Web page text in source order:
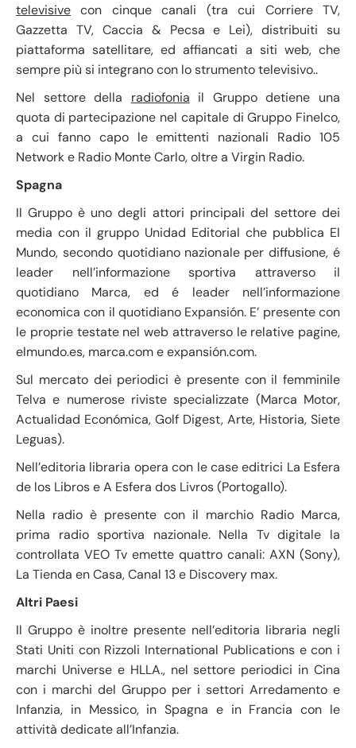
televisive con cinque canali (tra cui Corriere TV,
Gazzetta TV, Caccia & Pecsa e Lei), distribuiti su
piattaforma satellitare, ed affiancati a siti web, che
sempre più si integrano con lo strumento televisivo..
Nel settore della radiofonia il Gruppo detiene una
quota di partecipazione nel capitale di Gruppo Finelco,
a cui fanno capo le emittenti nazionali Radio 105
Network e Radio Monte Carlo, oltre a Virgin Radio.
Spagna
Il Gruppo è uno degli attori principali del settore dei
media con il gruppo Unidad Editorial che pubblica El
Mundo, secondo quotidiano nazionale per diffusione, é
leader nell’informazione sportiva attraverso il
quotidiano Marca, ed é leader nell’informazione
economica con il quotidiano Expansión. E’ presente con
le proprie testate nel web attraverso le relative pagine,
elmundo.es, marca.com e expansión.com.
Sul mercato dei periodici è presente con il femminile
Telva e numerose riviste specializzate (Marca Motor,
Actualidad Económica, Golf Digest, Arte, Historia, Siete
Leguas).
Nell’editoria libraria opera con le case editrici La Esfera
de los Libros e A Esfera dos Livros (Portogallo).
Nella radio è presente con il marchio Radio Marca,
prima radio sportiva nazionale. Nella Tv digitale la
controllata VEO Tv emette quattro canali: AXN (Sony),
La Tienda en Casa, Canal 13 e Discovery max.
Altri Paesi
Il Gruppo è inoltre presente nell’editoria libraria negli
Stati Uniti con Rizzoli International Publications e con i
marchi Universe e HLLA., nel settore periodici in Cina
con i marchi del Gruppo per i settori Arredamento e
Infanzia, in Messico, in Spagna e in Francia con le
attività dedicate all’Infanzia.